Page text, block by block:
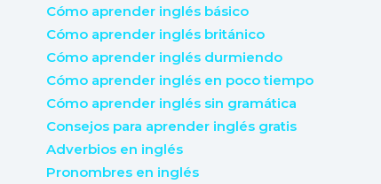
Cómo aprender inglés básico
Cómo aprender inglés británico
Cómo aprender inglés durmiendo
Cómo aprender inglés en poco tiempo
Cómo aprender inglés sin gramática
Consejos para aprender inglés gratis
Adverbios en inglés
Pronombres en inglés